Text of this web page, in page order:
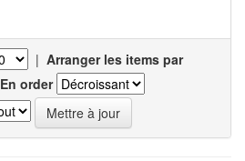
| Arranger les items par
En order